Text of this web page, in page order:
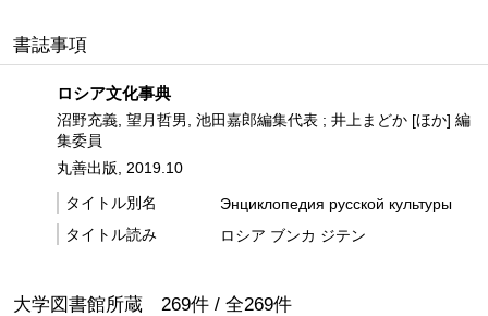
書誌事項
ロシア文化事典
沼野充義, 望月哲男, 池田嘉郎編集代表 ; 井上まどか [ほか] 編
集委員
丸善出版, 2019.10
タイトル別名
Энциклопедия русской культуры
タイトル読み
ロシア ブンカ ジテン
大学図書館所蔵 269件 / 全269件